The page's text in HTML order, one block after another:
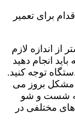
برای تعمیر
اندازه لازم
انجام دهید
توجه کنید.
مشکل بروز می
شست و شو
مختلفی در